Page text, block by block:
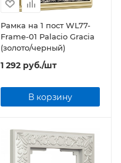
Рамка на 1 пост WL77-
Frame-01 Palacio Gracia
(золото/черный)
1 292руб./шт
В корзину